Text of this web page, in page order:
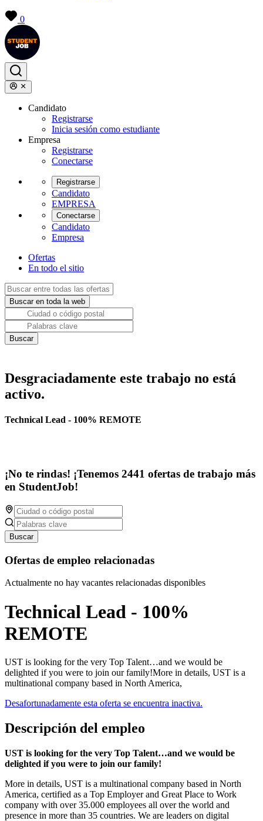
0
Candidato
Registrarse
Inicia sesión como estudiante
Empresa
Registrarse
Conectarse
Registrarse
Candidato
EMPRESA
Conectarse
Candidato
Empresa
Ofertas
En todo el sitio
Desgraciadamente este trabajo no está
activo.
Technical Lead - 100% REMOTE
¡No te rindas! ¡Tenemos 2441 ofertas de trabajo más
en StudentJob!
Buscar
Ofertas de empleo relacionadas
Actualmente no hay vacantes relacionadas disponibles
Technical Lead - 100%
REMOTE
UST is looking for the very Top Talent…and we would be
delighted if you were to join our family!More in details, UST is a
multinational company based in North America,
Desafortunadamente esta oferta se encuentra inactiva.
Descripción del empleo
UST is looking for the very Top Talent…and we would be
delighted if you were to join our family!
More in details, UST is a multinational company based in North
America, certified as a Top Employer and Great Place to Work
company with over 35.000 employees all over the world and
presence in more than 35 countries. We are leaders on digital